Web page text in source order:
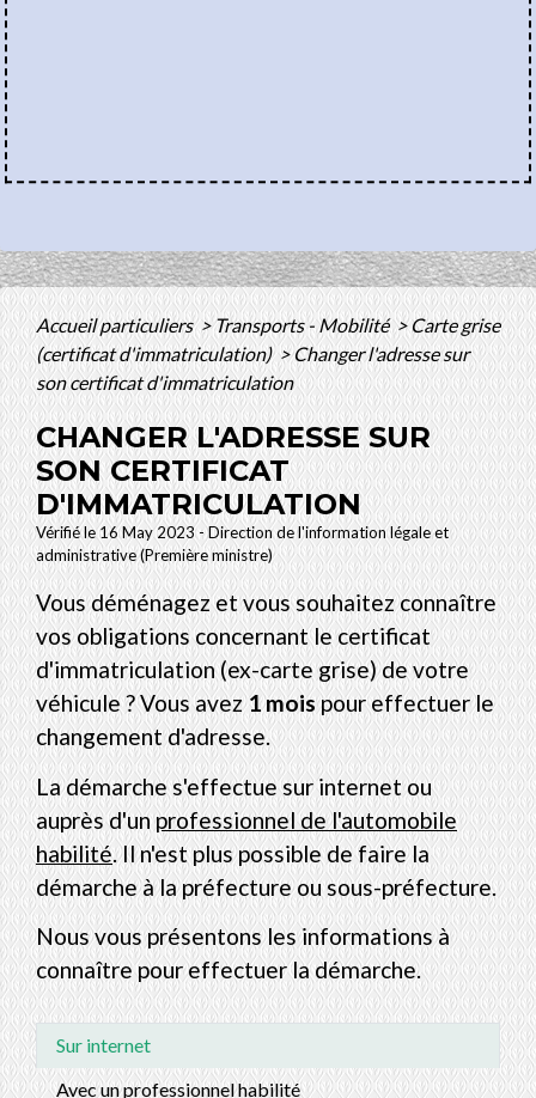
Accueil particuliers>Transports - Mobilité> Carte grise
(certificat d'immatriculation) >Changer l'adresse sur
son certificat d'immatriculation
CHANGER L'ADRESSE SUR
SON CERTIFICAT
D'IMMATRICULATION
Vérifié le 16 May 2023 - Direction de l'information légale et
administrative (Première ministre)
Vous déménagez et vous souhaitez connaître
vos obligations concernant le certificat
d'immatriculation (ex-carte grise) de votre
véhicule ? Vous avez1 moispour effectuer le
changement d'adresse.
La démarche s'effectue sur internet ou
auprès d'unprofessionnel de l'automobile
habilité. Il n'est plus possible de faire la
démarche à la préfecture ou sous-préfecture.
Nous vous présentons les informations à
connaître pour effectuer la démarche.
Sur internet
Avec un professionnel habilité